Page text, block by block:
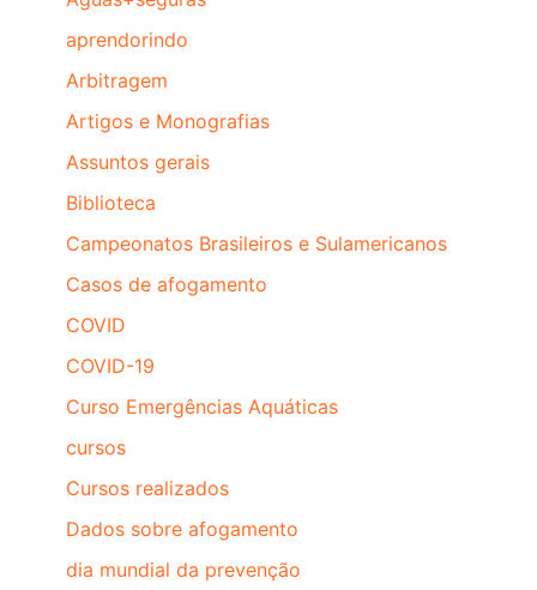
aprendorindo
Arbitragem
Artigos e Monografias
Assuntos gerais
Biblioteca
Campeonatos Brasileiros e Sulamericanos
Casos de afogamento
COVID
COVID-19
Curso Emergências Aquáticas
cursos
Cursos realizados
Dados sobre afogamento
dia mundial da prevenção